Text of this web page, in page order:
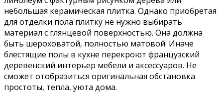
небольшая керамическая плитка. Однако приобретая
для отделки пола плитку не нужно выбирать
материал с глянцевой поверхностью. Она должна
быть шероховатой, полностью матовой. Иначе
блестящие полы в кухне перекроют французский
деревенский интерьер мебели и аксессуаров. Не
сможет отобразиться оригинальная обстановка
простоты, тепла, уюта дома.